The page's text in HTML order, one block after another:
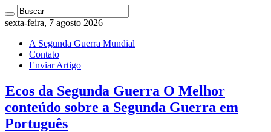
sexta-feira, 7 agosto 2026
A Segunda Guerra Mundial
Contato
Enviar Artigo
Ecos da Segunda Guerra O Melhor
conteúdo sobre a Segunda Guerra em
Português